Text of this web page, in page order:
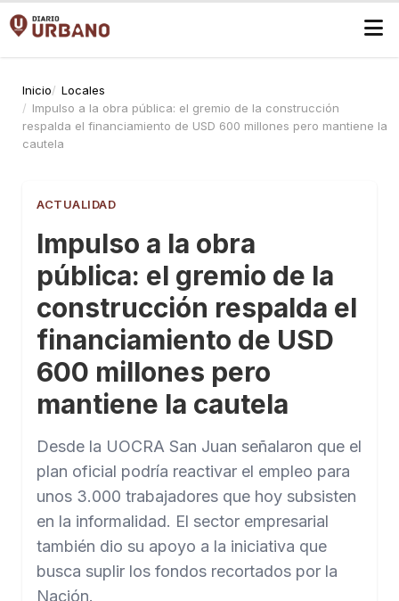
Inicio
Locales
Impulso a la obra pública: el gremio de la construcción
respalda el financiamiento de USD 600 millones pero mantiene la
cautela
ACTUALIDAD
Impulso a la obra
pública: el gremio de la
construcción respalda el
financiamiento de USD
600 millones pero
mantiene la cautela
Desde la UOCRA San Juan señalaron que el
plan oficial podría reactivar el empleo para
unos 3.000 trabajadores que hoy subsisten
en la informalidad. El sector empresarial
también dio su apoyo a la iniciativa que
busca suplir los fondos recortados por la
Nación.